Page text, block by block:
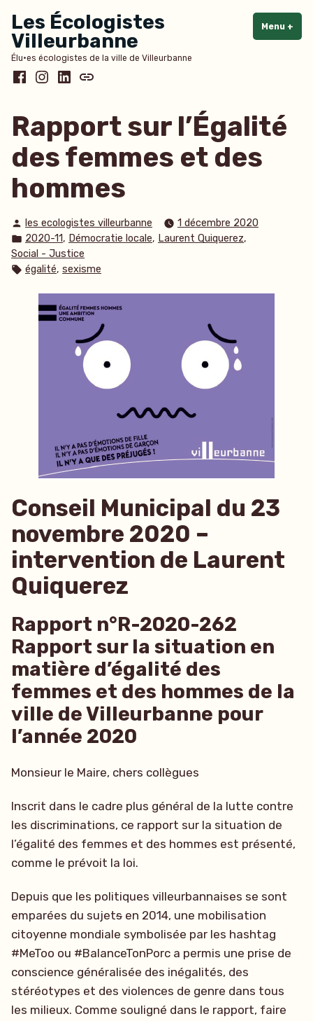
au
contenu
Les Écologistes
Villeurbanne
Élu·es écologistes de la ville de Villeurbanne
Menu +
Facebook
Instagram
LinkedInBluesky
Rapport sur l’Égalité
des femmes et des
hommes
Publié
par
les ecologistes villeurbanne
1 décembre 2020
Publié
dans
2020-11, Démocratie locale, Laurent Quiquerez,
Social - Justice
Étiquettes :
égalité, sexisme
Conseil Municipal du 23
novembre 2020 –
intervention de Laurent
Quiquerez
Rapport n°R-2020-262
Rapport sur la situation en
matière d’égalité des
femmes et des hommes de la
ville de Villeurbanne pour
l’année 2020
Monsieur le Maire, chers collègues
Inscrit dans le cadre plus général de la lutte contre
les discriminations, ce rapport sur la situation de
l’égalité des femmes et des hommes est présenté,
comme le prévoit la loi.
Depuis que les politiques villeurbannaises se sont
emparées du sujets en 2014, une mobilisation
citoyenne mondiale symbolisée par les hashtag
#MeToo ou #BalanceTonPorc a permis une prise de
conscience généralisée des inégalités, des
stéréotypes et des violences de genre dans tous
les milieux. Comme souligné dans le rapport, faire